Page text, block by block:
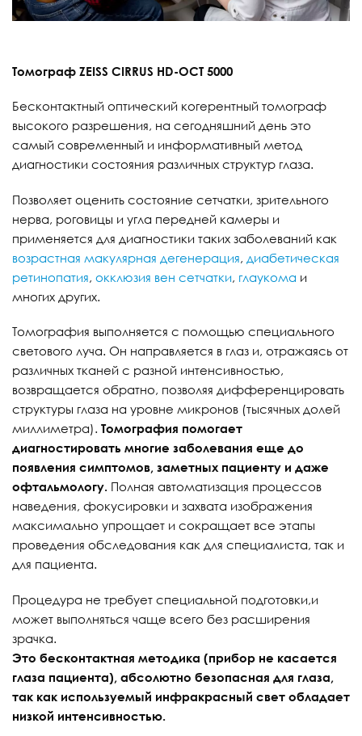
Томограф ZEISS CIRRUS HD-OCT 5000
Бесконтактный оптический когерентный томограф
высокого разрешения, на сегодняшний день это
самый современный и информативный метод
диагностики состояния различных структур глаза.
Позволяет оценить состояние сетчатки, зрительного
нерва, роговицы и угла передней камеры и
применяется для диагностики таких заболеваний как
возрастная макулярная дегенерация, диабетическая
ретинопатия, окклюзия вен сетчатки, глаукома и
многих других.
Томография выполняется с помощью специального
светового луча. Он направляется в глаз и, отражаясь от
различных тканей с разной интенсивностью,
возвращается обратно, позволяя дифференцировать
структуры глаза на уровне микронов (тысячных долей
миллиметра). Томография помогает
диагностировать многие заболевания еще до
появления симптомов, заметных пациенту и даже
офтальмологу. Полная автоматизация процессов
наведения, фокусировки и захвата изображения
максимально упрощает и сокращает все этапы
проведения обследования как для специалиста, так и
для пациента.
Процедура не требует специальной подготовки,и
может выполняться чаще всего без расширения
зрачка.
Это бесконтактная методика (прибор не касается
глаза пациента), абсолютно безопасная для глаза,
так как используемый инфракрасный свет обладает
низкой интенсивностью.